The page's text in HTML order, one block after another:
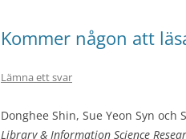
Kommer någon att
Lämna ett svar
Donghee Shin, Sue Yeon Syn
Library & Information Science